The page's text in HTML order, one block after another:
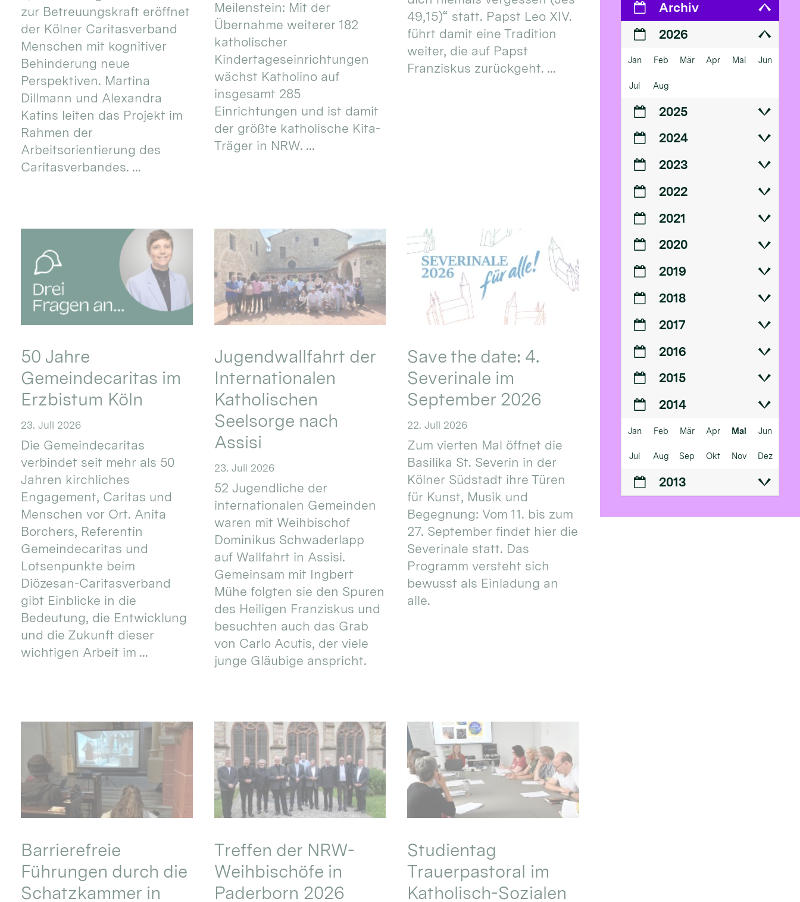
zur Betreuungskraft eröffnet
der Kölner Caritasverband
Menschen mit kognitiver
Behinderung neue
Perspektiven. Martina
Dillmann und Alexandra
Katins leiten das Projekt im
Rahmen der
Arbeitsorientierung des
Caritasverbandes. ...
Meilenstein: Mit der
Übernahme weiterer 182
katholischer
Kindertageseinrichtungen
wächst Katholino auf
insgesamt 285
Einrichtungen und ist damit
der größte katholische Kita-
Träger in NRW. ...
49,15)“ statt. Papst Leo XIV.
führt damit eine Tradition
weiter, die auf Papst
Franziskus zurückgeht. ...
50 Jahre
Gemeindecaritas im
Erzbistum Köln
23. Juli 2026
Die Gemeindecaritas
verbindet seit mehr als 50
Jahren kirchliches
Engagement, Caritas und
Menschen vor Ort. Anita
Borchers, Referentin
Gemeindecaritas und
Lotsenpunkte beim
Diözesan-Caritasverband
gibt Einblicke in die
Bedeutung, die Entwicklung
und die Zukunft dieser
wichtigen Arbeit im ...
Jugendwallfahrt der
Internationalen
Katholischen
Seelsorge nach
Assisi
23. Juli 2026
52 Jugendliche der
internationalen Gemeinden
waren mit Weihbischof
Dominikus Schwaderlapp
auf Wallfahrt in Assisi.
Gemeinsam mit Ingbert
Mühe folgten sie den Spuren
des Heiligen Franziskus und
besuchten auch das Grab
von Carlo Acutis, der viele
junge Gläubige anspricht.
Save the date: 4.
Severinale im
September 2026
22. Juli 2026
Zum vierten Mal öffnet die
Basilika St. Severin in der
Kölner Südstadt ihre Türen
für Kunst, Musik und
Begegnung: Vom 11. bis zum
27. September findet hier die
Severinale statt. Das
Programm versteht sich
bewusst als Einladung an
alle.
Barrierefreie
Führungen durch die
Schatzkammer in
Treffen der NRW-
Weihbischöfe in
Paderborn 2026
Studientag
Trauerpastoral im
Katholisch-Sozialen
Archiv
2026
Jan Feb Mär Apr Mai Jun
Jul Aug
2025
2024
2023
2022
2021
2020
2019
2018
2017
2016
2015
2014
Jan Feb Mär Apr Mai Jun
Jul Aug Sep Okt Nov Dez
2013